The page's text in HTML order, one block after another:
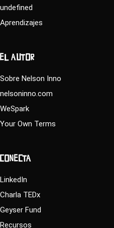
undefined
Aprendizajes
EL AUTOR
Sobre Nelson Inno
nelsoninno.com
WeSpark
Your Own Terms
CONECTA
LinkedIn
Charla TEDx
Geyser Fund
Recursos